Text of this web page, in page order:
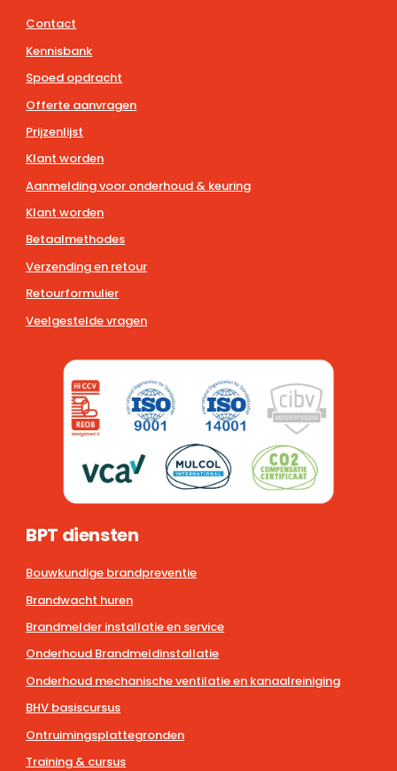
Contact
Kennisbank
Spoed opdracht
Offerte aanvragen
Prijzenlijst
Klant worden
Aanmelding voor onderhoud & keuring
Klant worden
Betaalmethodes
Verzending en retour
Retourformulier
Veelgestelde vragen
BPT diensten
Bouwkundige brandpreventie
Brandwacht huren
Brandmelder installatie en service
Onderhoud Brandmeldinstallatie
Onderhoud mechanische ventilatie en kanaalreiniging
BHV basiscursus
Ontruimingsplattegronden
Training & cursus